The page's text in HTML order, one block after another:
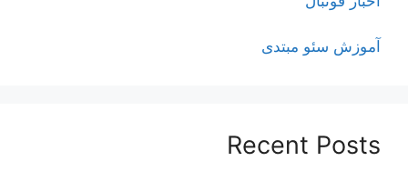
آموزش سئو مبتدی
Recent Posts